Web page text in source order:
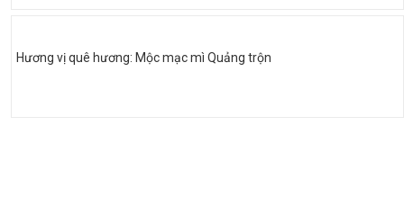
Hương vị quê hương: Mộc mạc mì Quảng trộn